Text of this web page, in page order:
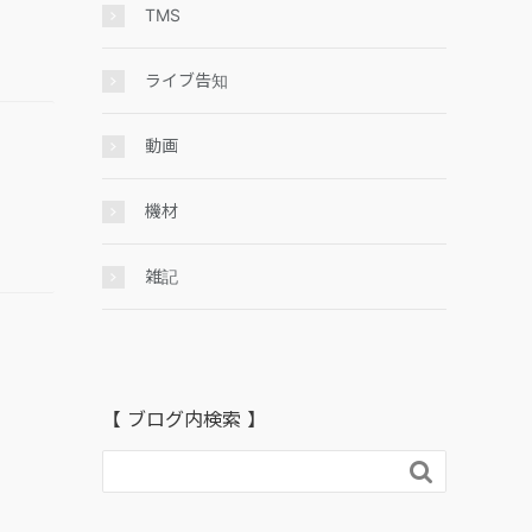
TMS
ライブ告知
動画
機材
雑記
【 ブログ内検索 】
